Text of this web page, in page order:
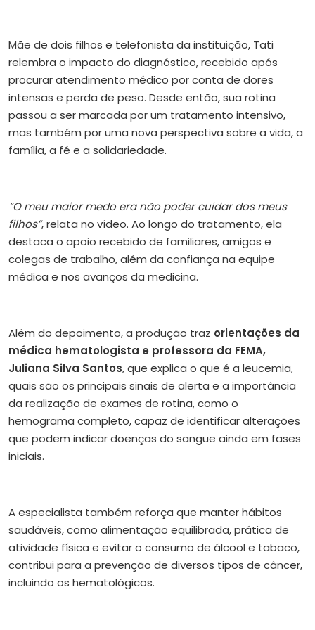
Mãe de dois filhos e telefonista da instituição, Tati
relembra o impacto do diagnóstico, recebido após
procurar atendimento médico por conta de dores
intensas e perda de peso. Desde então, sua rotina
passou a ser marcada por um tratamento intensivo,
mas também por uma nova perspectiva sobre a vida, a
família, a fé e a solidariedade.
“O meu maior medo era não poder cuidar dos meus
filhos”, relata no vídeo. Ao longo do tratamento, ela
destaca o apoio recebido de familiares, amigos e
colegas de trabalho, além da confiança na equipe
médica e nos avanços da medicina.
Além do depoimento, a produção traz orientações da
médica hematologista e professora da FEMA,
Juliana Silva Santos, que explica o que é a leucemia,
quais são os principais sinais de alerta e a importância
da realização de exames de rotina, como o
hemograma completo, capaz de identificar alterações
que podem indicar doenças do sangue ainda em fases
iniciais.
A especialista também reforça que manter hábitos
saudáveis, como alimentação equilibrada, prática de
atividade física e evitar o consumo de álcool e tabaco,
contribui para a prevenção de diversos tipos de câncer,
incluindo os hematológicos.